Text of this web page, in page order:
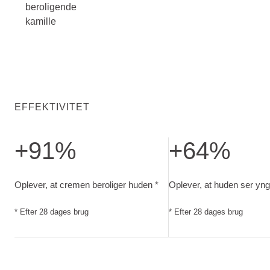
beroligende
kamille
EFFEKTIVITET
+91%
Oplever, at cremen beroliger huden *
* Efter 28 dages brug
+64%
Oplever, at huden ser
* Efter 28 dages brug